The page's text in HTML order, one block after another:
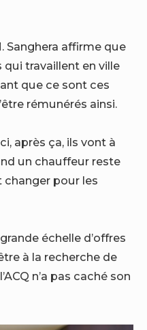
Sanghera affirme que
travaillent en ville
que ce sont ces
rémunérés ainsi.
après ça, ils vont à
un chauffeur reste
pour les
échelle d’offres
à la recherche de
n’a pas caché son